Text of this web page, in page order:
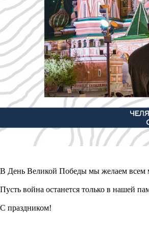
В День Великой Победы мы желаем всем
Пусть война останется только в нашей
С праздником!